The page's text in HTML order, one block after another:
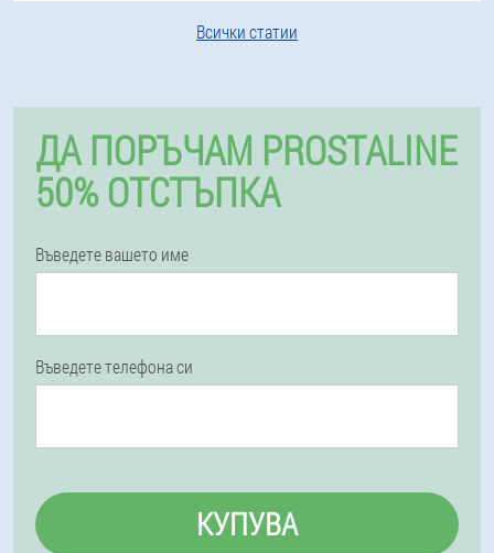
Всички статии
ДА ПОРЪЧАМ PROSTALINE
50% ОТСТЪПКА
Въведете вашето име
Въведете телефона си
КУПУВА